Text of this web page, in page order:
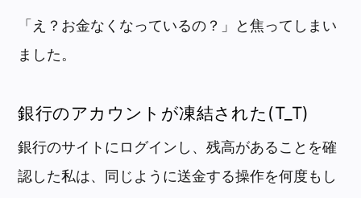
「え？お金なくなっているの？」と焦ってしまい
ました。
銀行のアカウントが凍結された(T_T)
銀行のサイトにログインし、残高があることを確
認した私は、同じように送金する操作を何度もし